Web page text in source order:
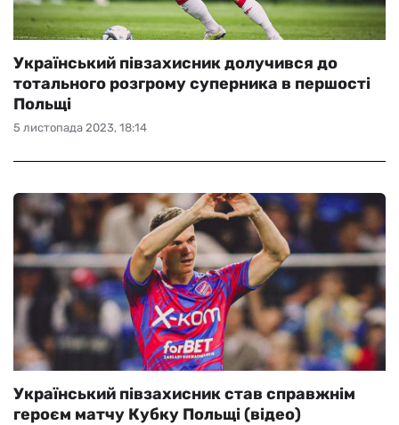
5 листопада 2023, 18:14
Український півзахисник долучився до
тотального розгрому суперника в першості
Польщі
Український півзахисник став справжнім
героєм матчу Кубку Польщі (відео)